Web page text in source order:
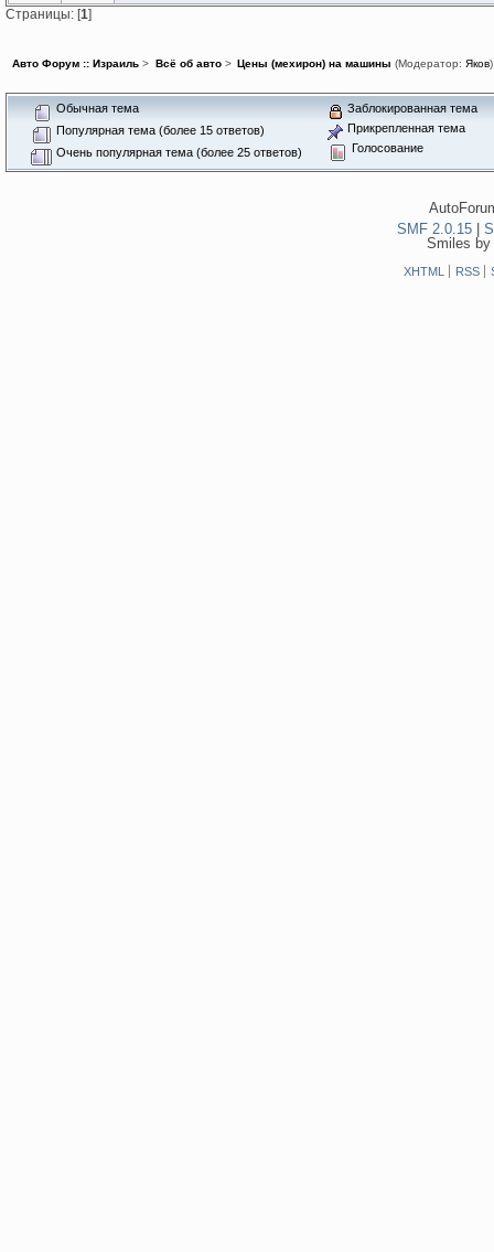
Страницы: [1]
Авто Форум :: Израиль > Всё об авто> Цены (мехирон) на машины (Модератор: Яков)
Обычная тема
Популярная тема (более 15 ответов)
Очень популярная тема (более 25 ответов)
Заблокированная тема
Прикрепленная тема
Голосование
SMF 2.0.15
Smiles
XHTML RSS